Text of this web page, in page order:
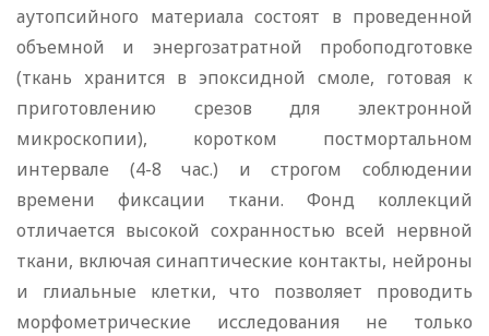
аутопсийного материала состоят в проведенной
объемной и энергозатратной пробоподготовке
(ткань хранится в эпоксидной смоле, готовая к
приготовлению срезов для электронной
микроскопии), коротком постмортальном
интервале (4-8 час.) и строгом соблюдении
времени фиксации ткани. Фонд коллекций
отличается высокой сохранностью всей нервной
ткани, включая синаптические контакты, нейроны
и глиальные клетки, что позволяет проводить
морфометрические исследования не только